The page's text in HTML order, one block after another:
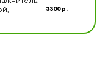
3300 р.